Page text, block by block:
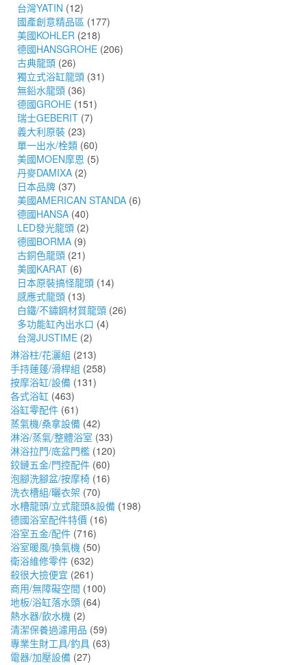
台灣YATIN (12)
國產創意精品區 (177)
美國KOHLER (218)
德國HANSGROHE (206)
古典龍頭 (26)
獨立式浴缸龍頭 (31)
無鉛水龍頭 (36)
德國GROHE (151)
瑞士GEBERIT (7)
義大利原裝 (23)
單一出水/栓類 (60)
美國MOEN摩恩 (5)
丹麥DAMIXA (2)
日本品牌 (37)
美國AMERICAN STANDA (6)
德國HANSA (40)
LED發光龍頭 (2)
德國BORMA (9)
古銅色龍頭 (21)
美國KARAT (6)
日本原裝搞怪龍頭 (14)
感應式龍頭 (13)
白鐵/不鏽鋼材質龍頭 (26)
多功能缸內出水口 (4)
台灣JUSTIME (2)
淋浴柱/花灑組 (213)
手持蓮蓬/滑桿組 (258)
按摩浴缸/設備 (131)
各式浴缸 (463)
浴缸零配件 (61)
蒸氣機/桑拿設備 (42)
淋浴/蒸氣/整體浴室 (33)
淋浴拉門/底盆門檻 (120)
鉸鏈五金/門控配件 (60)
泡腳洗腳盆/按摩椅 (16)
洗衣槽組/曬衣架 (70)
水槽龍頭/立式龍頭&設備 (198)
德國浴室配件特價 (16)
浴室五金/配件 (716)
浴室暖風/換氣機 (50)
衛浴維修零件 (632)
殺很大撿便宜 (261)
商用/無障礙空間 (100)
地板/浴缸落水頭 (64)
熱水器/飲水機 (2)
清潔保養過濾用品 (59)
專業生財工具/釣具 (63)
電器/加壓設備 (27)